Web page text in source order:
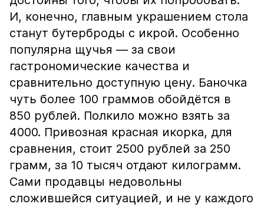
И, конечно, главным украшением стола
станут бутерброды с икрой. Особенно
популярна щучья — за свои
гастрономические качества и
сравнительно доступную цену. Баночка
чуть более 100 граммов обойдётся в
850 рублей. Полкило можно взять за
4000. Привозная красная икорка, для
сравнения, стоит 2500 рублей за 250
грамм, за 10 тысяч отдают килограмм.
Сами продавцы недовольны
сложившейся ситуацией, и не у каждого